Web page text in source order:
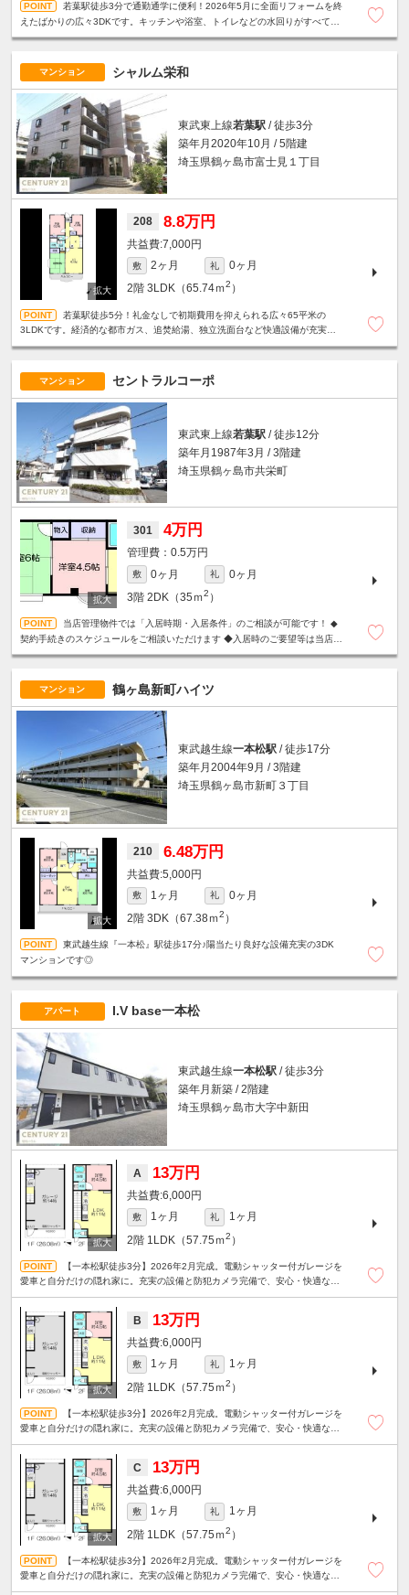
若葉駅徒歩3分で通勤通学に便利！2026年5月に全面リフォームを終
えたばかりの広々3DKです。キッチンや浴室、トイレなどの水回りがすべて新
マンション シャルム栄和
東武東上線若葉駅 / 徒歩3分
築年月2020年10月 / 5階建
埼玉県鶴ヶ島市富士見１丁目
208 8.8万円
7,000円
敷 2ヶ月 礼
0ヶ月
2階 3LDK（65.74ｍ2 ）
若葉駅徒歩5分！礼金なしで初期費用を抑えられる広々65平米の
3LDKです。経済的な都市ガス、追焚給湯、独立洗面台など快適設備が充実。
マンション セントラルコーポ
東武東上線若葉駅 / 徒歩12分
築年月1987年3月 / 3階建
埼玉県鶴ヶ島市共栄町
301 4万円
0.5万円
敷 0ヶ月 礼
0ヶ月
3階 2DK（35ｍ2 ）
当店管理物件では「入居時期・入居条件」のご相談が可能です！ ◆
契約手続きのスケジュールをご相談いただけます ◆入居時のご要望等は当店ま
マンション 鶴ヶ島新町ハイツ
東武越生線一本松駅 / 徒歩17分
築年月2004年9月 / 3階建
埼玉県鶴ヶ島市新町３丁目
210 6.48万円
5,000円
敷 1ヶ月 礼
0ヶ月
2階 3DK（67.38ｍ2 ）
東武越生線『一本松』駅徒歩17分♪陽当たり良好な設備充実の3DK
マンションです◎
アパート I.V base一本松
東武越生線一本松駅 / 徒歩3分
築年月新築 / 2階建
埼玉県鶴ヶ島市大字中新田
A 13万円
6,000円
敷 1ヶ月 礼
1ヶ月
2階 1LDK（57.75ｍ2 ）
【一本松駅徒歩3分】2026年2月完成。電動シャッター付ガレージを
愛車と自分だけの隠れ家に。充実の設備と防犯カメラ完備で、安心・快適なガ
B 13万円
6,000円
敷 1ヶ月 礼
1ヶ月
2階 1LDK（57.75ｍ2 ）
【一本松駅徒歩3分】2026年2月完成。電動シャッター付ガレージを
愛車と自分だけの隠れ家に。充実の設備と防犯カメラ完備で、安心・快適なガ
C 13万円
6,000円
敷 1ヶ月 礼
1ヶ月
2階 1LDK（57.75ｍ2 ）
【一本松駅徒歩3分】2026年2月完成。電動シャッター付ガレージを
愛車と自分だけの隠れ家に。充実の設備と防犯カメラ完備で、安心・快適なガ